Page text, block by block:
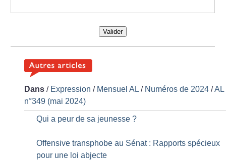
Valider
Dans / Expression / Mensuel AL / Numéros de 2024 /AL
n°349 (mai 2024)
Qui a peur de sa jeunesse ?
Offensive transphobe au Sénat : Rapports spécieux
pour une loi abjecte